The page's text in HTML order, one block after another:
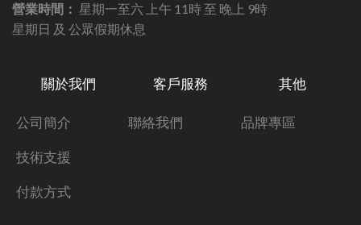
營業時間： 星期一至六 上午 11時 至 晚上 9時
星期日 及 公眾假期休息
關於我們
公司簡介
技術支援
付款方式
客戶服務
聯絡我們
其他
品牌專區